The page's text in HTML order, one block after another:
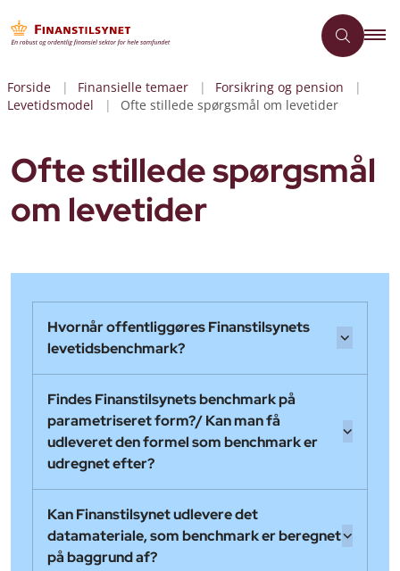
Forside Finansielle temaer
Forsikring og pension
Levetidsmodel
Ofte stillede spørgsmål om levetider
Ofte stillede spørgsmål
om levetider
Hvornår offentliggøres Finanstilsynets
levetidsbenchmark?
Findes Finanstilsynets benchmark på
parametriseret form?/ Kan man få
udleveret den formel som benchmark er
udregnet efter?
Kan Finanstilsynet udlevere det
datamateriale, som benchmark er beregnet
på baggrund af?